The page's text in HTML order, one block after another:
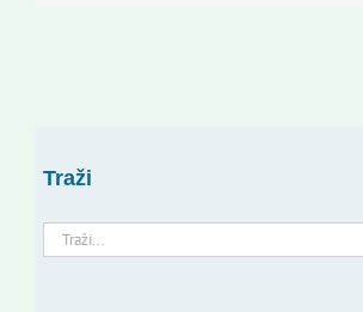
Traži
Traži...